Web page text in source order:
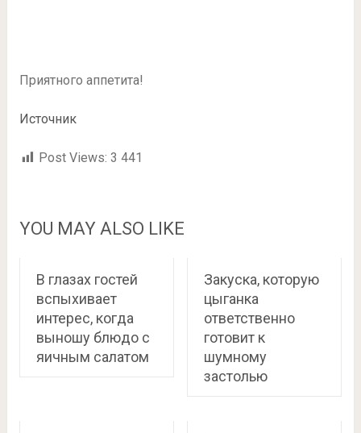
Приятного аппетита!
Источник
Post Views: 3 441
YOU MAY ALSO LIKE
В глазах гостей
вспыхивает
интерес, когда
выношу блюдо с
яичным салатом
Закуска, которую
цыганка
ответственно
готовит к
шумному
застолью